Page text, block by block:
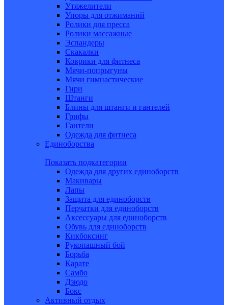
Утяжелители
Упоры для отжиманий
Ролики для пресса
Ролики массажные
Эспандеры
Скакалки
Коврики для фитнеса
Мячи-попрыгуны
Мячи гимнастические
Гири
Штанги
Блины для штанги и гантелей
Грифы
Гантели
Одежда для фитнеса
Единоборства
Показать подкатегории
Одежда для других единоборств
Макивары
Лапы
Защита для единоборств
Перчатки для единоборств
Аксессуары для единоборств
Обувь для единоборств
Кикбоксинг
Рукопашный бой
Борьба
Карате
Самбо
Дзюдо
Бокс
Активный отдых